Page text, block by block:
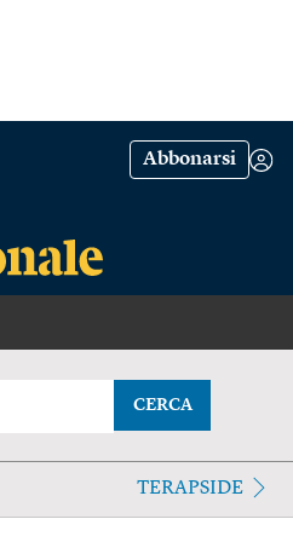
Abbonarsi
CERCA
TERAPSIDE